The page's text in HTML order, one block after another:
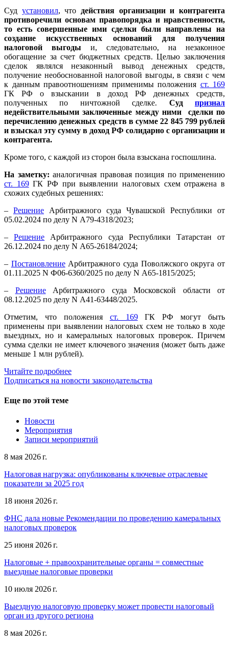
Суд установил, что действия организации и контрагента
противоречили основам правопорядка и нравственности,
то есть совершенные ими сделки были направлены на
создание искусственных оснований для получения
налоговой выгоды и, следовательно, на незаконное
обогащение за счет бюджетных средств. Целью заключения
сделок являлся незаконный вывод денежных средств,
получение необоснованной налоговой выгоды, в связи с чем
к данным правоотношениям применимы положения ст. 169
ГК РФ о взыскании в доход РФ денежных средств,
полученных по ничтожной сделке. Судпризнал
недействительными заключенные между ними сделки по
перечислению денежных средств в сумме 22 845 799 рублей
и взыскал эту сумму в доход РФ солидарно с организации и
контрагента.
Кроме того, с каждой из сторон была взыскана госпошлина.
На заметку: аналогичная правовая позиция по применению
ст. 169ГК РФ при выявлении налоговых схем отражена в
схожих судебных решениях:
– Решение Арбитражного суда Чувашской Республики от
05.02.2024 по делу N А79-4318/2023;
–Решение Арбитражного суда Республики Татарстан от
26.12.2024 по делу N А65-26184/2024;
– ПостановлениеАрбитражного суда Поволжского округа от
01.11.2025 N Ф06-6360/2025 по делу N А65-1815/2025;
– РешениеАрбитражного суда Московской области от
08.12.2025 по делу N А41-63448/2025.
Отметим, что положения ст. 169ГК РФ могут быть
применены при выявлении налоговых схем не только в ходе
выездных, но и камеральных налоговых проверок. Причем
сумма сделки не имеет ключевого значения (может быть даже
меньше 1 млн рублей).
Читайте подробнее
Подписаться на новости законодательства
Еще по этой теме
Новости
Мероприятия
Записи мероприятий
8 мая 2026 г.
Налоговая нагрузка: опубликованы ключевые отраслевые
показатели за 2025 год
18 июня 2026 г.
ФНС дала новые Рекомендации по проведению камеральных
налоговых проверок
25 июня 2026 г.
Налоговые + правоохранительные органы = совместные
выездные налоговые проверки
10 июля 2026 г.
Выездную налоговую проверку может провести налоговый
орган из другого региона
8 мая 2026 г.